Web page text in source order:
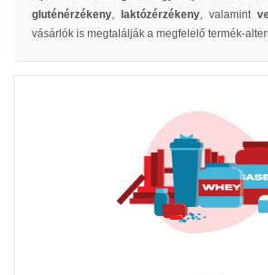
gluténérzékeny, laktózérzékeny, valamint
vásárlók is megtalálják a megfelelő termék-